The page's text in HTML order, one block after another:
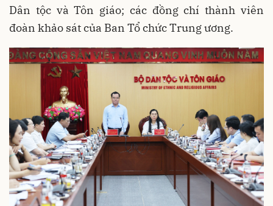
Dân tộc và Tôn giáo; các đồng chí thành viên
đoàn khảo sát của Ban Tổ chức Trung ương.